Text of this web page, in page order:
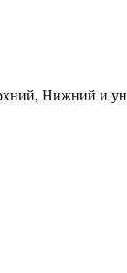
Нижний и